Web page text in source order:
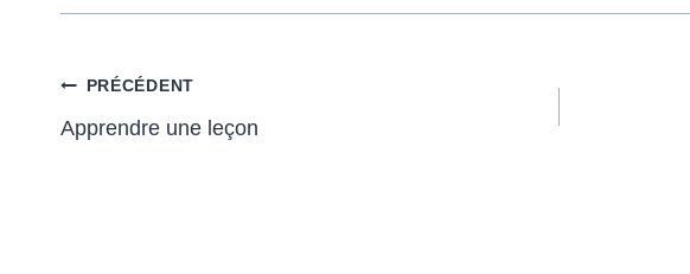
Navigation
de
PRÉCÉDENT
Apprendre une leçon